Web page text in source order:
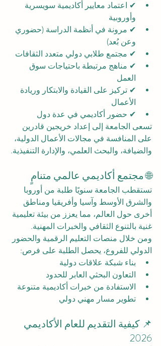
✔ اعتماد معايير أكاديمية سويسرية
وأوروبية
✔ مرونة في أنظمة الدراسة (حضوري
وعن بُعد)
✔ مجتمع طلابي دولي متعدد الثقافات
✔ مناهج مرتبطة باحتياجات سوق
العمل
✔ تركيز على القيادة والابتكار وريادة
الأعمال
✔ حضور أكاديمي في عدة دول
تسعى الجامعة إلى إعداد خريجين قادرين
على المنافسة في مجالات الأعمال الدولية،
والضيافة، والبحث العلمي، والإدارة التنفيذية.
🌐 مجتمع أكاديمي عالمي متنامٍ
تستقطب الجامعة سنويًا طلبة من أوروبا
والشرق الأوسط وآسيا وأفريقيا ومناطق
أخرى حول العالم، مما يعزز من بيئة تعليمية
غنية بالتنوع الثقافي والخبرات المهنية.
ومن خلال منصات التعليم الرقمية والحضور
الدولي للفروع، يحصل الطلبة على فرص:
بناء شبكة علاقات دولية
التعاون البحثي العابر للحدود
الاستفادة من خبرات أكاديمية متنوعة
تطوير مسار مهني دولي
📌 كيفية التقديم للعام الأكاديمي
2026